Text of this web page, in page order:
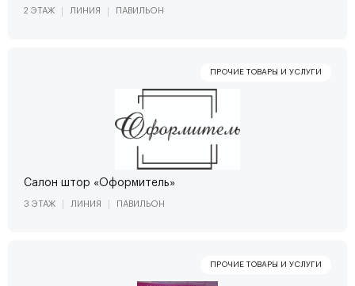
2 ЭТАЖ ЛИНИЯ ПАВИЛЬОН
Салон штор «Оформитель»
3 ЭТАЖ ЛИНИЯ ПАВИЛЬОН